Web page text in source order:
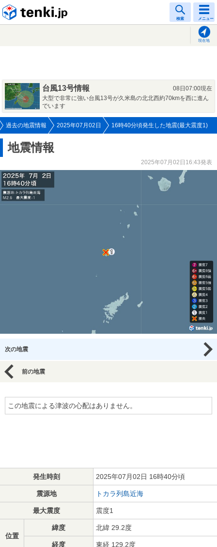
検索 メニュー
現在地
台風13号情報
08日07:00現在
大型で非常に強い台風13号が久米島の北北西約70kmを西に進ん
でいます
過去の地震情報 2025年07月02日 16時40分頃発生した地震(最大震度1)
地震情報
2025年07月02日16:43発表
次の地震
前の地震
この地震による津波の心配はありません。
発生時刻 2025年07月02日 16時40分頃
震源地 トカラ列島近海
最大震度 震度1
位置
緯度 北緯 29.2度
経度 東経 129.2度